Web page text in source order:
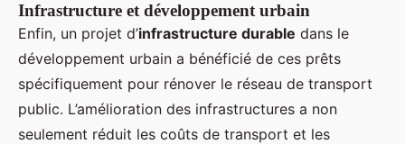
Infrastructure et développement urbain
Enfin, un projet d’infrastructure durable dans le
développement urbain a bénéficié de ces prêts
spécifiquement pour rénover le réseau de transport
public. L’amélioration des infrastructures a non
seulement réduit les coûts de transport et les